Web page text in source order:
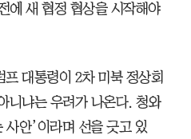
에 새 협정 협상을 시작해야
대통령이 2차 미북 정상회
니냐는 우려가 나온다. 청와
안’이라며 선을 긋고 있